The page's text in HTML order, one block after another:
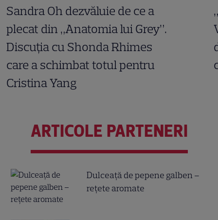
Sandra Oh dezvăluie de ce a
plecat din „Anatomia lui Grey”.
Discuția cu Shonda Rhimes
care a schimbat totul pentru
Cristina Yang
ARTICOLE PARTENERI
Dulceață de pepene galben –
rețete aromate